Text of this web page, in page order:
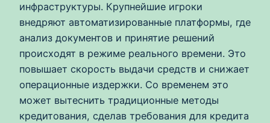
инфраструктуры. Крупнейшие игроки
внедряют автоматизированные платформы, где
анализ документов и принятие решений
происходят в режиме реального времени. Это
повышает скорость выдачи средств и снижает
операционные издержки. Со временем это
может вытеснить традиционные методы
кредитования, сделав требования для кредита